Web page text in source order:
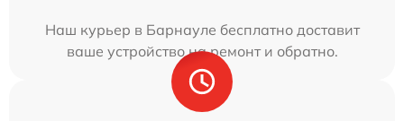
Наш курьер в Барнауле бесплатно доставит
ваше устройство на ремонт и обратно.